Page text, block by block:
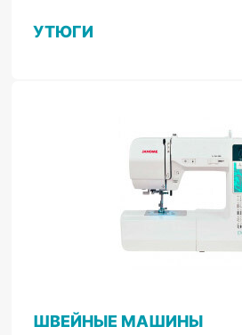
УТЮГИ
ШВЕЙНЫЕ МАШИНЫ